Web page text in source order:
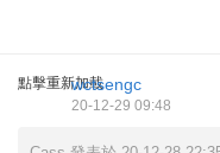
點擊重新加載wctsengc
20-12-29 09:48